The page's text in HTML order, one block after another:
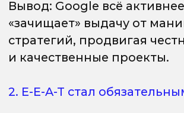
Если страницы переспамлены, написаны
формально или не дают реальной
ценности, они теряют позиции.
Важно отвечать на запрос пользователя
полностью и по делу, а не просто
4. Избирательная индексация